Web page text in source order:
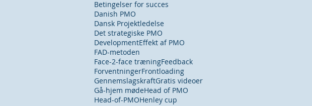
Betingelser for succes
Danish PMO
Dansk Projektledelse
Det strategiske PMO
DevelopmentEffekt af PMO
FAD-metoden
Face-2-face træningFeedback
ForventningerFrontloading
GennemslagskraftGratis videoer
Gå-hjem mødeHead of PMO
Head-of-PMOHenley cup